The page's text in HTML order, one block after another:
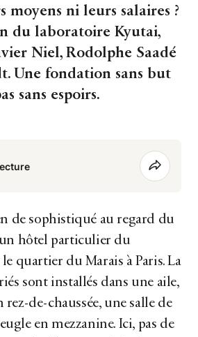
moyens ni leurs salaires ?
du laboratoire Kyutai,
Niel, Rodolphe Saadé
Une fondation sans but
sans espoirs.
de sophistiqué au regard du
un hôtel particulier du
le quartier du Marais à Paris. La
sont installés dans une aile,
de-chaussée, une salle de
en mezzanine. Ici, pas de